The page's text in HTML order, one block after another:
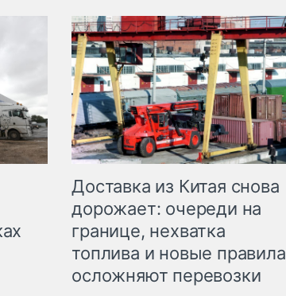
Доставка из Китая снова
дорожает: очереди на
границе, нехватка
топлива и новые правила
осложняют перевозки